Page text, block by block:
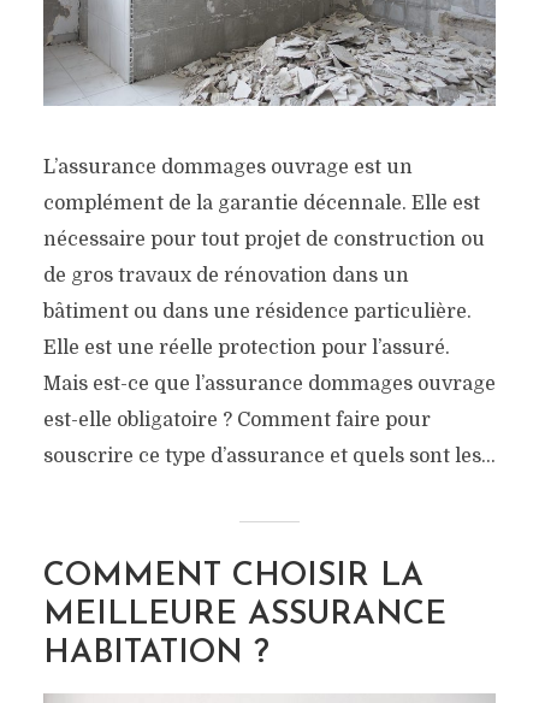
L’assurance dommages ouvrage est un
complément de la garantie décennale. Elle est
nécessaire pour tout projet de construction ou
de gros travaux de rénovation dans un
bâtiment ou dans une résidence particulière.
Elle est une réelle protection pour l’assuré.
Mais est-ce que l’assurance dommages ouvrage
est-elle obligatoire ? Comment faire pour
souscrire ce type d’assurance et quels sont les...
COMMENT CHOISIR LA
MEILLEURE ASSURANCE
HABITATION ?